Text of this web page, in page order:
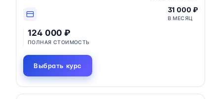
31 000 ₽
В МЕСЯЦ
124 000 ₽
ПОЛНАЯ СТОИМОСТЬ
Выбрать курс